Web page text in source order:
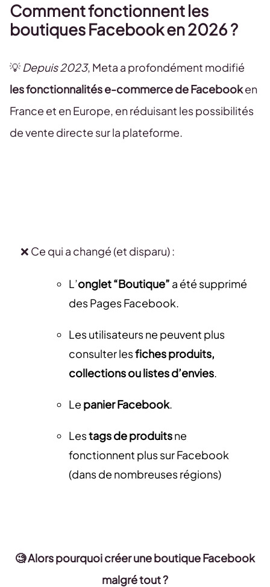
Comment fonctionnent les
boutiques Facebook en 2026 ?
💡 Depuis 2023, Meta a profondément modifié
les fonctionnalités e-commerce de Facebooken
France et en Europe, en réduisant les possibilités
de vente directe sur la plateforme.
❌ Ce qui a changé (et disparu) :
L’onglet “Boutique” a été supprimé
des Pages Facebook.
Les utilisateurs ne peuvent plus
consulter lesfiches produits,
collections ou listes d’envies.
Le panier Facebook.
Lestags de produitsne
fonctionnent plus sur Facebook
(dans de nombreuses régions)
🧐Alors pourquoi créer une boutique Facebook
malgré tout ?